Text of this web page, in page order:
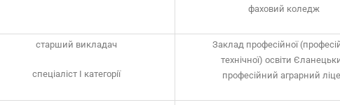
фаховий коледж
старший викладач
спеціаліст І категорії
Заклад професійної
технічної) освіти
професійний аграрний